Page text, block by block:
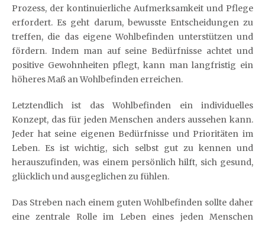
Prozess, der kontinuierliche Aufmerksamkeit und Pflege
erfordert. Es geht darum, bewusste Entscheidungen zu
treffen, die das eigene Wohlbefinden unterstützen und
fördern. Indem man auf seine Bedürfnisse achtet und
positive Gewohnheiten pflegt, kann man langfristig ein
höheres Maß an Wohlbefinden erreichen.
Letztendlich ist das Wohlbefinden ein individuelles
Konzept, das für jeden Menschen anders aussehen kann.
Jeder hat seine eigenen Bedürfnisse und Prioritäten im
Leben. Es ist wichtig, sich selbst gut zu kennen und
herauszufinden, was einem persönlich hilft, sich gesund,
glücklich und ausgeglichen zu fühlen.
Das Streben nach einem guten Wohlbefinden sollte daher
eine zentrale Rolle im Leben eines jeden Menschen